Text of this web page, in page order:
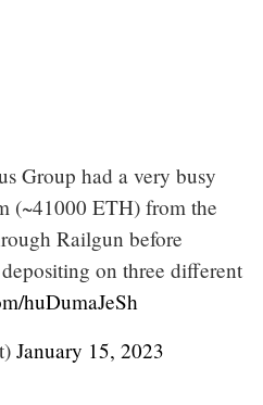
Group had a very busy
(~41000 ETH) from the
Railgun before
on three different
huDumaJeSh
January 15, 2023